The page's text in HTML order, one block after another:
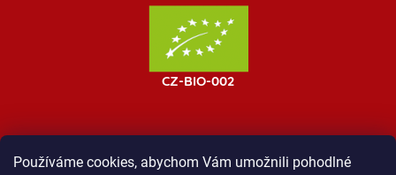
Používáme cookies, abychom Vám umožnili pohodlné